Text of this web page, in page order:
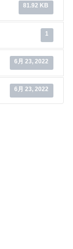
81.92 KB
1
6月 23, 2022
6月 23, 2022